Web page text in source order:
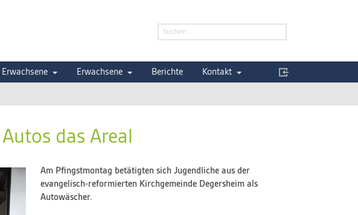
Erwachsene Berichte Kontakt
das Areal
Am Pfingstmontag betätigten sich Jugendliche aus der
evangelisch-reformierten Kirchgemeinde Degersheim als
Autowäscher.